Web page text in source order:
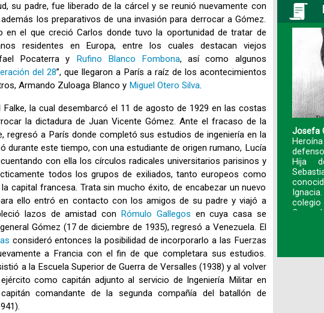
su padre, fue liberado de la cárcel y se reunió nuevamente con
los preparativos de una invasión para derrocar a Gómez.
en el que creció Carlos donde tuvo la oportunidad de tratar de
residentes en Europa, entre los cuales destacan viejos
Pocaterra y Rufino Blanco Fombona, así como algunos
del 28”, que llegaron a París a raíz de los acontecimientos
Armando Zuloaga Blanco y Miguel Otero Silva.
la cual desembarcó el 11 de agosto de 1929 en las costas
la dictadura de Juan Vicente Gómez. Ante el fracaso de la
regresó a París donde completó sus estudios de ingeniería en la
durante este tiempo, con una estudiante de origen rumano, Lucía
con ella los círculos radicales universitarios parisinos y
todos los grupos de exiliados, tanto europeos como
capital francesa. Trata sin mucho éxito, de encabezar un nuevo
ello entró en contacto con los amigos de su padre y viajó a
lazos de amistad con Rómulo Gallegos en cuya casa se
Gómez (17 de diciembre de 1935), regresó a Venezuela. El
consideró entonces la posibilidad de incorporarlo a las Fuerzas
a Francia con el fin de que completara sus estudios.
a la Escuela Superior de Guerra de Versalles (1938) y al volver
como capitán adjunto al servicio de Ingeniería Militar en
comandante de la segunda compañía del batallón de
Josefa
Hija
colegio
Coro y